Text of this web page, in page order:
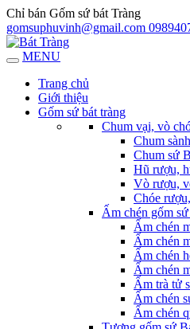
Chỉ bán Gốm sứ bát Tràng
gomsuphuvinh@gmail.com
MENU
Trang chủ
Giới thiệu
Gốm sứ bát tràng
Chum vại, vò
Chum
Chum sứ
Hũ rượu,
Vò rượu,
Chóe
Ấm chén gốm
Ấm chén
Ấm chén
Ấm chén
Ấm chén
Ấm trà tử
Ấm chén
Ấm chén